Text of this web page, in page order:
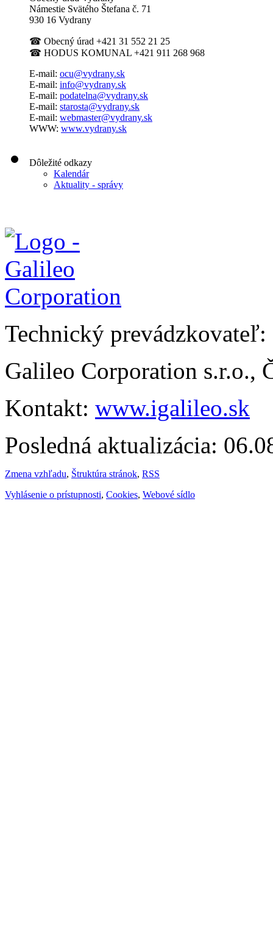
Námestie Svätého Štefana č. 71
930 16 Vydrany
☎ Obecný úrad +421 31 552 21 25
☎ HODUS KOMUNAL +421 911 268 968
E-mail: ocu@vydrany.sk
E-mail: info@vydrany.sk
E-mail: podatelna@vydrany.sk
E-mail: starosta@vydrany.sk
E-mail: webmaster@vydrany.sk
WWW: www.vydrany.sk
Dôležité odkazy
Kalendár
Aktuality - správy
Technický prevádzkovateľ:
Galileo Corporation s.r.o.,
Kontakt: www.igalileo.sk
Posledná aktualizácia:
Zmena vzhľadu, Štruktúra stránok, RSS
Vyhlásenie o prístupnosti, Cookies, Webové sídlo